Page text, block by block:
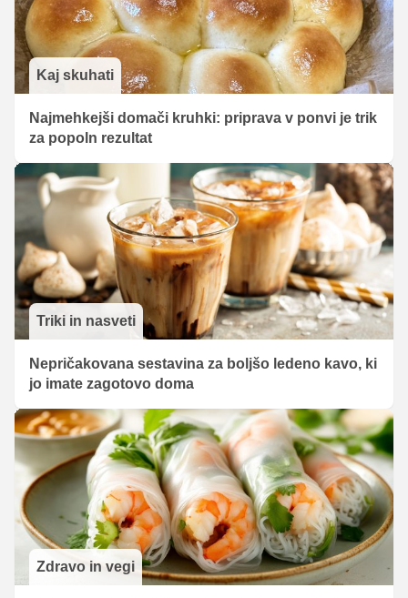
Kaj skuhati
Najmehkejši domači kruhki: priprava v ponvi je trik
za popoln rezultat
Triki in nasveti
Nepričakovana sestavina za boljšo ledeno kavo, ki
jo imate zagotovo doma
Zdravo in vegi